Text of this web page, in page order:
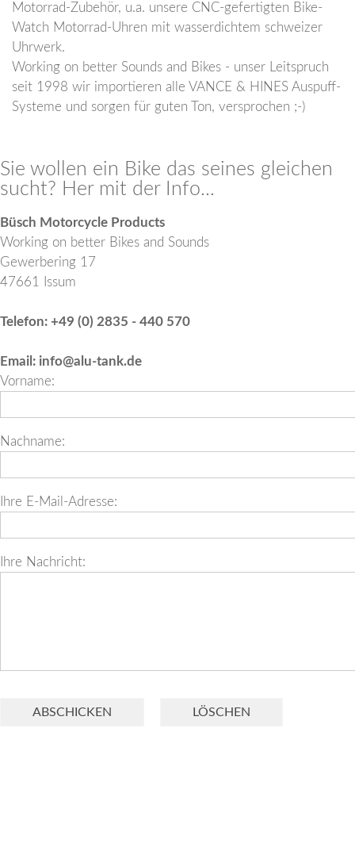
Motorrad-Zubehör, u.a. unsere CNC-gefertigten Bike-
Watch Motorrad-Uhren mit wasserdichtem schweizer
Uhrwerk.
Working on better Sounds and Bikes - unser Leitspruch
seit 1998 wir importieren alle VANCE & HINES Auspuff-
Systeme und sorgen für guten Ton, versprochen ;-)
Sie wollen ein Bike das seines gleichen
sucht? Her mit der Info...
Büsch Motorcycle Products
Working on better Bikes and Sounds
Gewerbering 17
47661 Issum
Telefon: +49 (0) 2835 - 440 570
Email: info@alu-tank.de
Vorname:
Nachname:
Ihre E-Mail-Adresse:
Ihre Nachricht: